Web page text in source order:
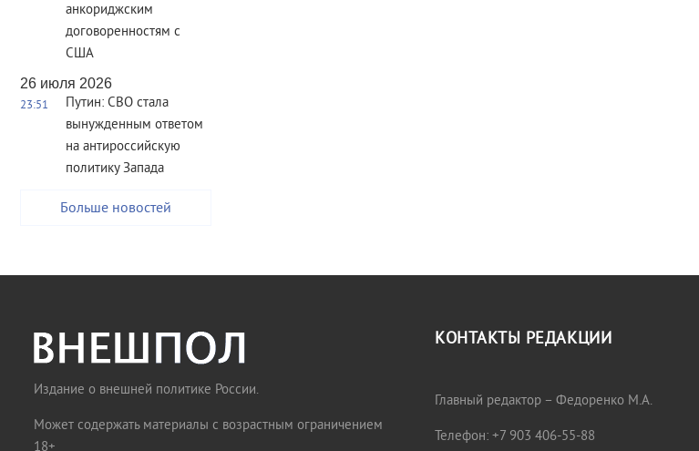
анкориджским
договоренностям с
США
26 июля 2026
23:51
Путин: СВО стала
вынужденным ответом
на антироссийскую
политику Запада
Больше новостей
Издание о внешней политике России.
Может содержать материалы с возрастным ограничением
КОНТАКТЫ РЕДАКЦИИ
Главный редактор – Федоренко М.А.
Телефон: +7 903 406-55-88